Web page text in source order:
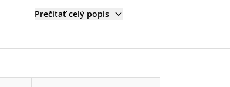
Prečítať celý popis